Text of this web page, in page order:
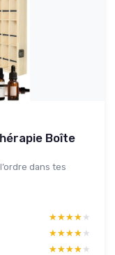
Boîte
dans tes
★★★★★
★★★★★
★★★★★
★★★★★
★★★★★
★★★★★